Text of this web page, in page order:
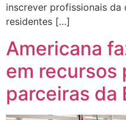
inscrever profissionais
residentes […]
Americana
em recursos
parceiras da